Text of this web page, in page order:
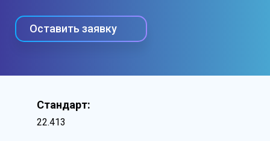
Оставить заявку
Стандарт:
22.413